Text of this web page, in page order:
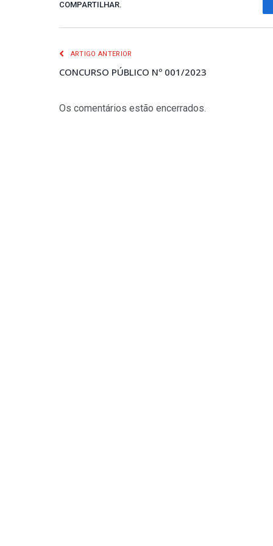
COMPARTILHAR.
ARTIGO ANTERIOR
CONCURSO PÚBLICO Nº 001/2023
Os comentários estão encerrados.